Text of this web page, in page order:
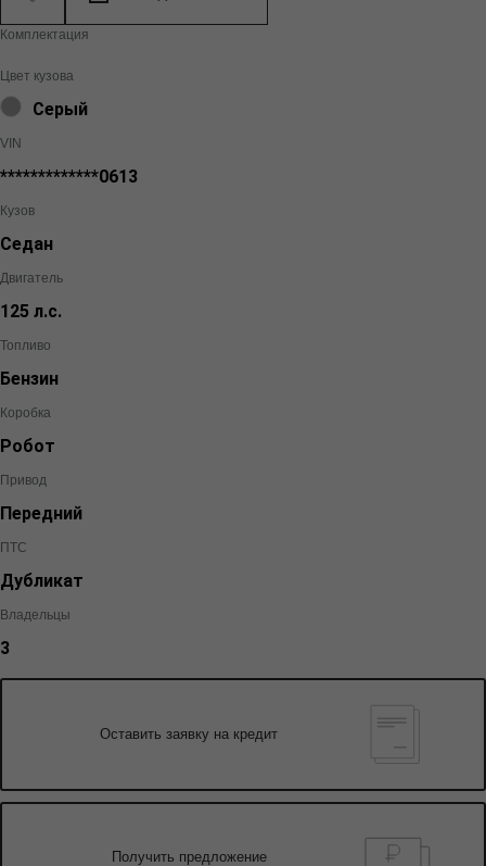
Комплектация
Цвет кузова
Серый
VIN
*************0613
Кузов
Седан
Двигатель
125 л.с.
Топливо
Бензин
Коробка
Робот
Привод
Передний
ПТС
Дубликат
Владельцы
3
Оставить заявку на кредит
Получить предложение